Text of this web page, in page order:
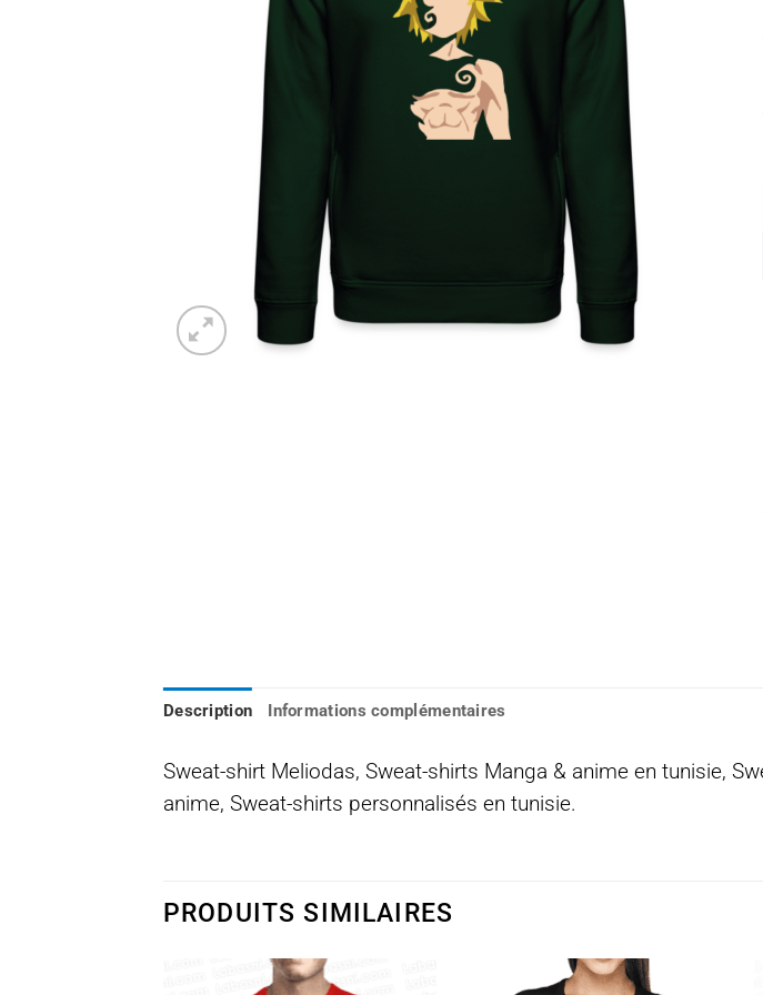
Description Informations complémentaires
Sweat-shirt Meliodas, Sweat-shirts Manga & anime en tunisie,
anime, Sweat-shirts personnalisés en tunisie.
PRODUITS SIMILAIRES